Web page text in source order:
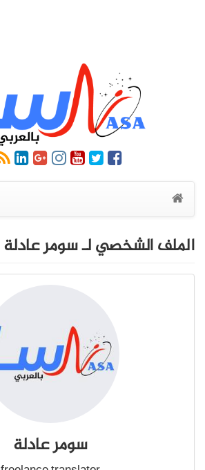
الملف الشخصي لـ سومر عادلة
سومر عادلة